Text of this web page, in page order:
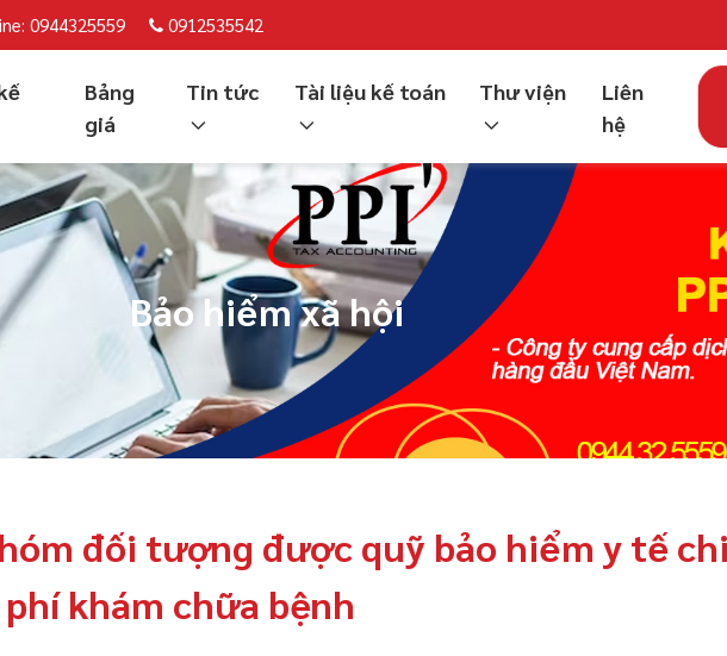
0944325559 0912535542
Bảng
giá
Tin tức Tài liệu kế toán Thư viện
Liên
hệ
Bảo hiểm xã hội
đối tượng được quỹ bảo hiểm y tế
khám chữa bệnh